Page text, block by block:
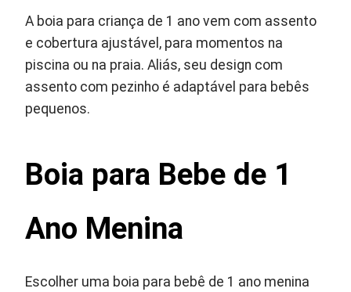
A boia para criança de 1 ano vem com assento
e cobertura ajustável, para momentos na
piscina ou na praia. Aliás, seu design com
assento com pezinho é adaptável para bebês
pequenos.
Boia para Bebe de 1
Ano Menina
Escolher uma boia para bebê de 1 ano menina